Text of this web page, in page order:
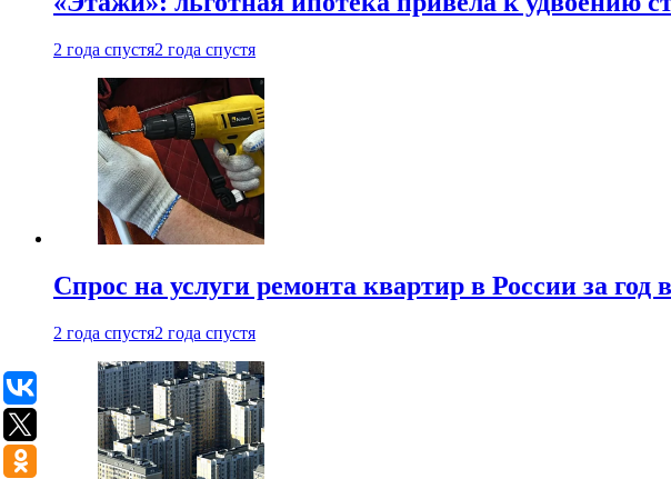
2 года спустя2 года спустя
Спрос на услуги ремонта квартир в России за год
2 года спустя2 года спустя